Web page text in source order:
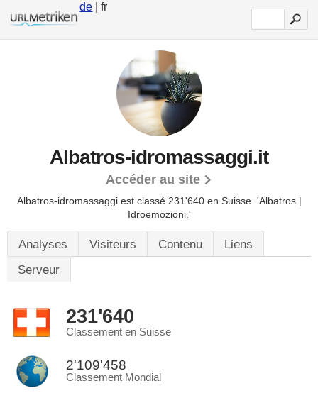
de | fr
Albatros-idromassaggi.it
Accéder au site
Albatros-idromassaggi est classé 231'640 en Suisse. 'Albatros |
Idroemozioni.'
Analyses Visiteurs Contenu
Liens
Serveur
231'640
Classement en Suisse
2'109'458
Classement Mondial